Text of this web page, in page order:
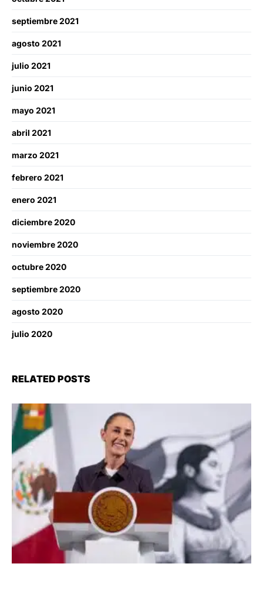
septiembre 2021
agosto 2021
julio 2021
junio 2021
mayo 2021
abril 2021
marzo 2021
febrero 2021
enero 2021
diciembre 2020
noviembre 2020
octubre 2020
septiembre 2020
agosto 2020
julio 2020
RELATED POSTS